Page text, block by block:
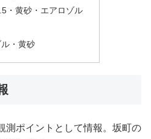
・黄砂・エアロゾル
・黄砂
測ポイントとして情報。坂町の